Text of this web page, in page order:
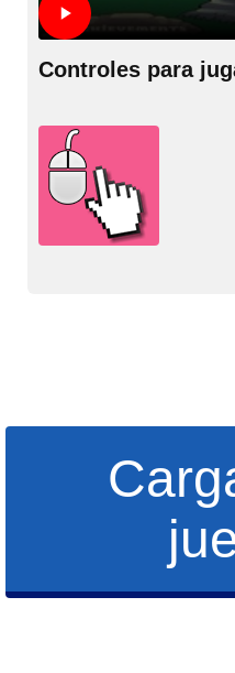
Controles para